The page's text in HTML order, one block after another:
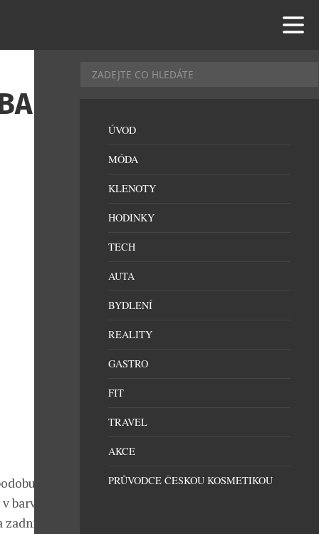
Model
IF a
straně
ÚVOD
MÓDA
KLENOTY
HODINKY
TECH
AUTA
BYDLENÍ
REALITY
GASTRO
FIT
TRAVEL
AKCE
PRŮVODCE ČESKOU KOSMETIKOU